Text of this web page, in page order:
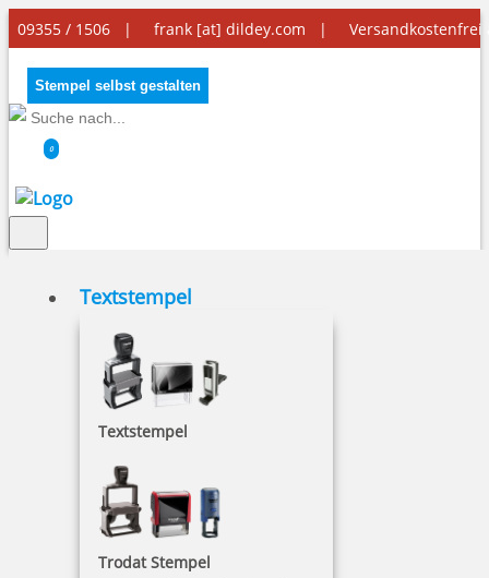
09355 / 1506 | frank [at] dildey.com |
Stempel selbst gestalten
0
Textstempel
Textstempel
Trodat Stempel
Stempelfarbe mit Öl
Diese Stempelfarbe eignet sich am besten für
Metallhandstempel, Paginiermaschinen und
Numeroteure.